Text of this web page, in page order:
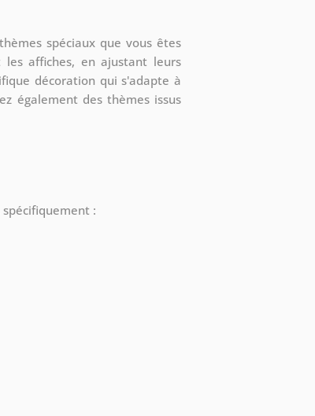
spéciaux que vous êtes
les affiches, en ajustant leurs
décoration qui s'adapte à
également des thèmes issus
: